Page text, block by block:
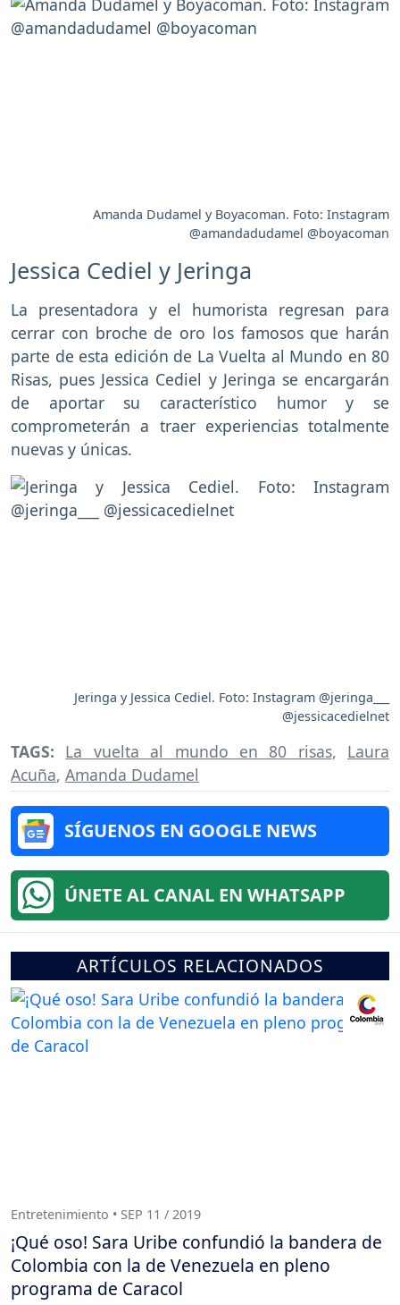
Amanda Dudamel y Boyacoman. Foto: Instagram
@amandadudamel @boyacoman
Jessica Cediel y Jeringa
La presentadora y el humorista regresan para
cerrar con broche de oro los famosos que harán
parte de esta edición de La Vuelta al Mundo en 80
Risas, pues Jessica Cediel y Jeringa se encargarán
de aportar su característico humor y se
comprometerán a traer experiencias totalmente
nuevas y únicas.
Jeringa y Jessica Cediel. Foto: Instagram @jeringa___
@jessicacedielnet
TAGS: La vuelta al mundo en 80 risas, Laura
Acuña, Amanda Dudamel
SÍGUENOS EN GOOGLE NEWS
ÚNETE AL CANAL EN WHATSAPP
ARTÍCULOS RELACIONADOS
Entretenimiento • SEP 11 / 2019
¡Qué oso! Sara Uribe confundió la bandera de
Colombia con la de Venezuela en pleno
programa de Caracol